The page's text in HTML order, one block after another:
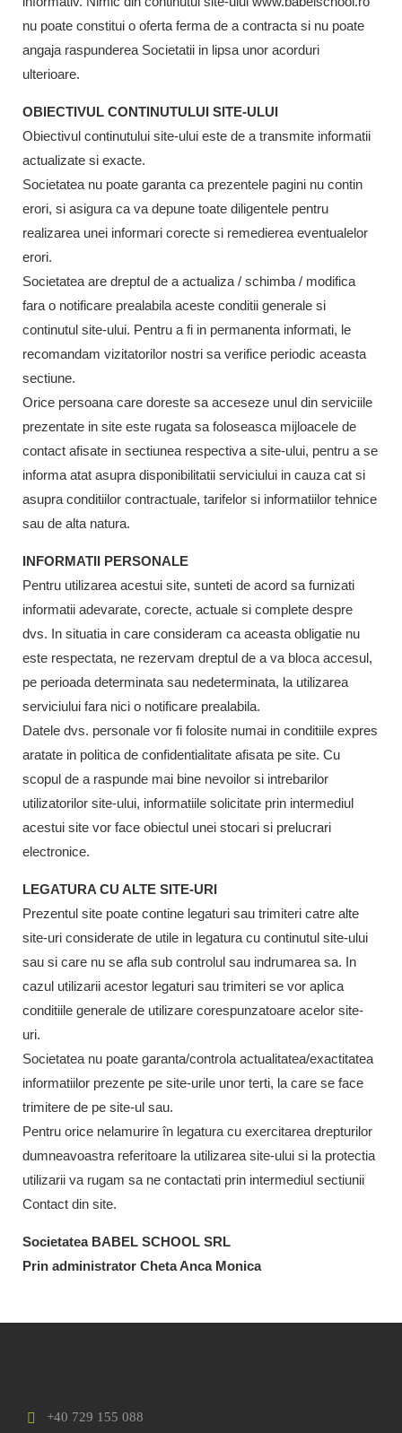
nu poate constitui o oferta ferma de a contracta si nu poate
angaja raspunderea Societatii in lipsa unor acorduri
ulterioare.
OBIECTIVUL CONTINUTULUI SITE-ULUI
Obiectivul continutului site-ului este de a transmite informatii
actualizate si exacte.
Societatea nu poate garanta ca prezentele pagini nu contin
erori, si asigura ca va depune toate diligentele pentru
realizarea unei informari corecte si remedierea eventualelor
erori.
Societatea are dreptul de a actualiza / schimba / modifica
fara o notificare prealabila aceste conditii generale si
continutul site-ului. Pentru a fi in permanenta informati, le
recomandam vizitatorilor nostri sa verifice periodic aceasta
sectiune.
Orice persoana care doreste sa acceseze unul din serviciile
prezentate in site este rugata sa foloseasca mijloacele de
contact afisate in sectiunea respectiva a site-ului, pentru a se
informa atat asupra disponibilitatii serviciului in cauza cat si
asupra conditiilor contractuale, tarifelor si informatiilor tehnice
sau de alta natura.
INFORMATII PERSONALE
Pentru utilizarea acestui site, sunteti de acord sa furnizati
informatii adevarate, corecte, actuale si complete despre
dvs. In situatia in care consideram ca aceasta obligatie nu
este respectata, ne rezervam dreptul de a va bloca accesul,
pe perioada determinata sau nedeterminata, la utilizarea
serviciului fara nici o notificare prealabila.
Datele dvs. personale vor fi folosite numai in conditiile expres
aratate in politica de confidentialitate afisata pe site. Cu
scopul de a raspunde mai bine nevoilor si intrebarilor
utilizatorilor site-ului, informatiile solicitate prin intermediul
acestui site vor face obiectul unei stocari si prelucrari
electronice.
LEGATURA CU ALTE SITE-URI
Prezentul site poate contine legaturi sau trimiteri catre alte
site-uri considerate de utile in legatura cu continutul site-ului
sau si care nu se afla sub controlul sau indrumarea sa. In
cazul utilizarii acestor legaturi sau trimiteri se vor aplica
conditiile generale de utilizare corespunzatoare acelor site-
uri.
Societatea nu poate garanta/controla actualitatea/exactitatea
informatiilor prezente pe site-urile unor terti, la care se face
trimitere de pe site-ul sau.
Pentru orice nelamurire în legatura cu exercitarea drepturilor
dumneavoastra referitoare la utilizarea site-ului si la protectia
utilizarii va rugam sa ne contactati prin intermediul sectiunii
Contact din site.
Societatea BABEL SCHOOL SRL
Prin administrator Cheta Anca Monica
+40 729 155 088